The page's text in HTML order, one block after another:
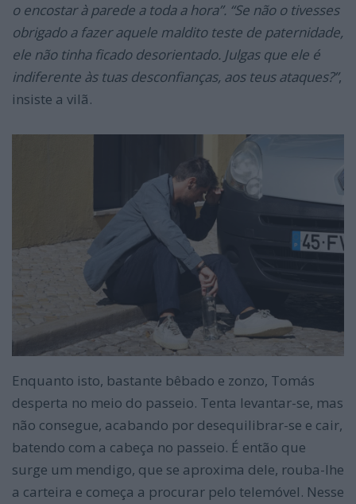
o encostar à parede a toda a hora”. “Se não o tivesses
obrigado a fazer aquele maldito teste de paternidade,
ele não tinha ficado desorientado. Julgas que ele é
indiferente às tuas desconfianças, aos teus ataques?”,
insiste a vilã.
Enquanto isto, bastante bêbado e zonzo, Tomás
desperta no meio do passeio. Tenta levantar-se, mas
não consegue, acabando por desequilibrar-se e cair,
batendo com a cabeça no passeio. É então que
surge um mendigo, que se aproxima dele, rouba-lhe
a carteira e começa a procurar pelo telemóvel. Nesse